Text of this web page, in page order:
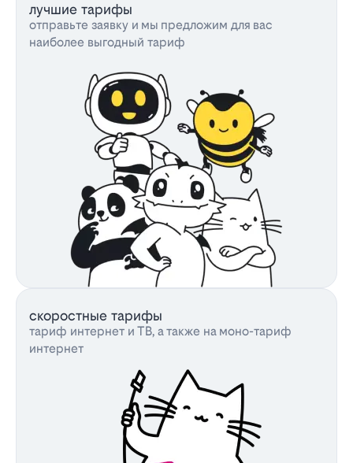
лучшие тарифы
отправьте заявку и мы предложим для вас
наиболее выгодный тариф
скоростные тарифы
тариф интернет и ТВ, а также на моно-тариф
интернет